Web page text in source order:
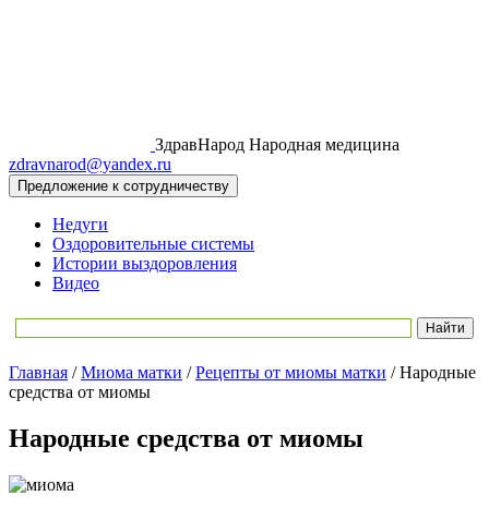
ЗдравНарод Народная медицина
zdravnarod@yandex.ru
Предложение к сотрудничеству
Недуги
Оздоровительные системы
Истории выздоровления
Видео
Главная /Миома матки /Рецепты от миомы матки /Народные
средства от миомы
Народные средства от миомы